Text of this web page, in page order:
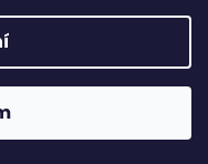
Chlebek. Všechna